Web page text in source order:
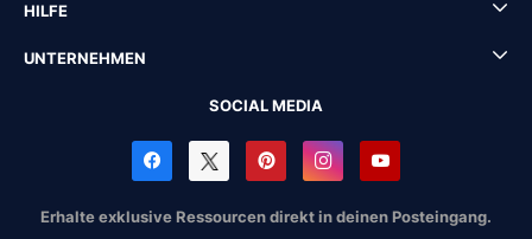
HILFE
UNTERNEHMEN
SOCIAL MEDIA
Erhalte exklusive Ressourcen direkt in deinen Posteingang.